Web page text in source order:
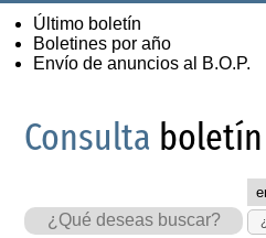
Último boletín
Boletines por año
Envío de anuncios al B.O.P.
Consulta boletín